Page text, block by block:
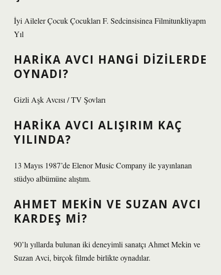
İyi Aileler Çocuk Çocukları F. Sedcinsisinea Filmitunkliyapm
Yıl
HARIKA AVCI HANGI DIZILERDE
OYNADI?
Gizli Aşk Avcısı / TV Şovları
HARIKA AVCI ALIŞIRIM KAÇ
YILINDA?
13 Mayıs 1987’de Elenor Music Company ile yayınlanan
stüdyo albümüne alıştım.
AHMET MEKIN VE SUZAN AVCI
KARDEŞ MI?
90’lı yıllarda bulunan iki deneyimli sanatçı Ahmet Mekin ve
Suzan Avci, birçok filmde birlikte oynadılar.